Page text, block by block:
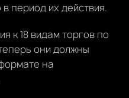
период их действия.
к 18 видам торгов по
они должны
на